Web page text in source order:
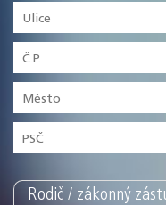
Rodič / zákonný